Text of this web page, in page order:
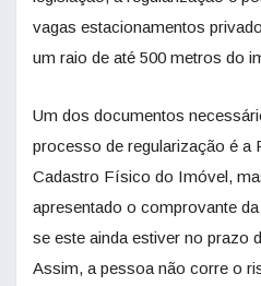
vagas estacionamentos
um raio de até 500 metros do
Um dos documentos
processo de regularização é a
Cadastro Físico do Imóvel,
apresentado o comprovante
se este ainda estiver no prazo
Assim, a pessoa não corre o